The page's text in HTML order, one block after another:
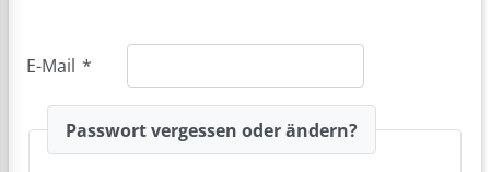
E-Mail *
Passwort vergessen oder ändern?